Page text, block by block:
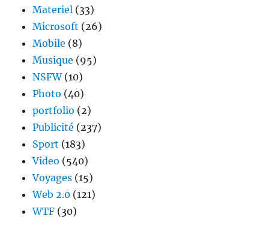
Materiel (33)
Microsoft (26)
Mobile (8)
Musique (95)
NSFW(10)
Photo (40)
portfolio (2)
Publicité (237)
Sport (183)
Video (540)
Voyages (15)
Web 2.0 (121)
WTF (30)